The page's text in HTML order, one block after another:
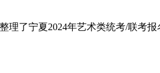
理了宁夏2024年艺术类统考/联考